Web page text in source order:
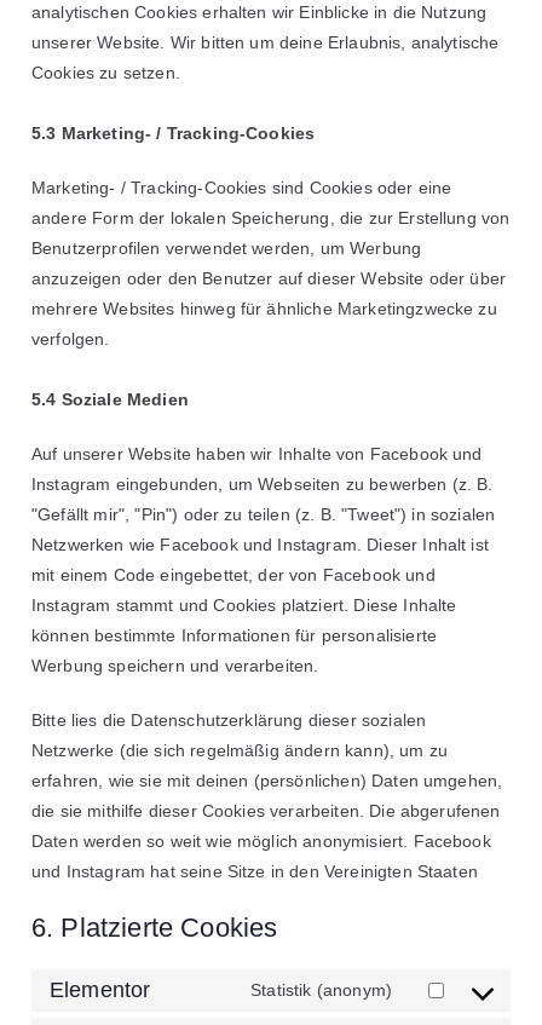
analytischen Cookies erhalten wir Einblicke in die Nutzung
unserer Website. Wir bitten um deine Erlaubnis, analytische
Cookies zu setzen.
5.3 Marketing- / Tracking-Cookies
Marketing- / Tracking-Cookies sind Cookies oder eine
andere Form der lokalen Speicherung, die zur Erstellung von
Benutzerprofilen verwendet werden, um Werbung
anzuzeigen oder den Benutzer auf dieser Website oder über
mehrere Websites hinweg für ähnliche Marketingzwecke zu
verfolgen.
5.4 Soziale Medien
Auf unserer Website haben wir Inhalte von Facebook und
Instagram eingebunden, um Webseiten zu bewerben (z. B.
"Gefällt mir", "Pin") oder zu teilen (z. B. "Tweet") in sozialen
Netzwerken wie Facebook und Instagram. Dieser Inhalt ist
mit einem Code eingebettet, der von Facebook und
Instagram stammt und Cookies platziert. Diese Inhalte
können bestimmte Informationen für personalisierte
Werbung speichern und verarbeiten.
Bitte lies die Datenschutzerklärung dieser sozialen
Netzwerke (die sich regelmäßig ändern kann), um zu
erfahren, wie sie mit deinen (persönlichen) Daten umgehen,
die sie mithilfe dieser Cookies verarbeiten. Die abgerufenen
Daten werden so weit wie möglich anonymisiert. Facebook
und Instagram hat seine Sitze in den Vereinigten Staaten
6. Platzierte Cookies
Elementor Statistik (anonym)